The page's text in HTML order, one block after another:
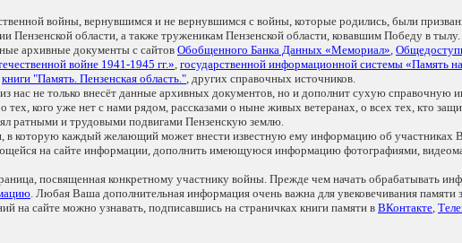
войны, вернувшимся и не вернувшимся с войны, которые родились, были
Пензенской области, а также труженикам Пензенской области, ковавшим Победу в тылу.
архивные документы с сайтов Обобщенного Банка Данных «Мемориал»,
войне 1941-1945 гг.», государственной информационной системы «Память
книги "Память. Пензенская область.", других справочных источников.
нас не только внесёт данные архивных документов, но и дополнит сухую справочную
кого уже нет с нами рядом, рассказами о ныне живых ветеранах, о всех тех, кто
ратными и трудовыми подвигами Пензенскую землю.
в которую каждый желающий может внести известную ему информацию об участниках
на сайте информации, дополнить имеющуюся информацию фотографиями,
посвященная конкретному участнику войны. Прежде чем начать обрабатывать
. Любая Ваша дополнительная информация очень важна для увековечивания памяти
на сайте можно узнавать, подписавшись на страничках книги памяти в ВКонтакте,